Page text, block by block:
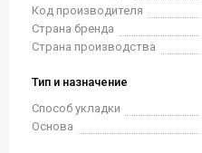
Код производителя
Страна бренда
Страна производства
Тип и назначение
Способ укладки
Основа